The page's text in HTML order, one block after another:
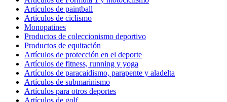
Artículos de paintball
Artículos de ciclismo
Monopatines
Productos de coleccionismo deportivo
Productos de equitación
Artículos de protección en el deporte
Artículos de fitness, running y yoga
Artículos de paracaidismo, parapente y aladelta
Artículos de submarinismo
Artículos para otros deportes
Artículos de golf